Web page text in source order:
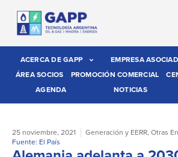
ACERCA DE GAPP EMPRESA
ÁREA SOCIOS
PROMOCIÓN COMERCIAL
AGENDA
NOTICIAS
25 noviembre, 2021 Generación y EERR, Otras
Fuente: El País